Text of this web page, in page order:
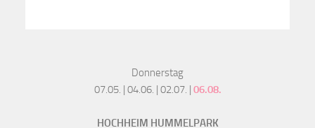
Donnerstag
07.05. | 04.06. | 02.07. | 06.08.
HOCHHEIM HUMMELPARK